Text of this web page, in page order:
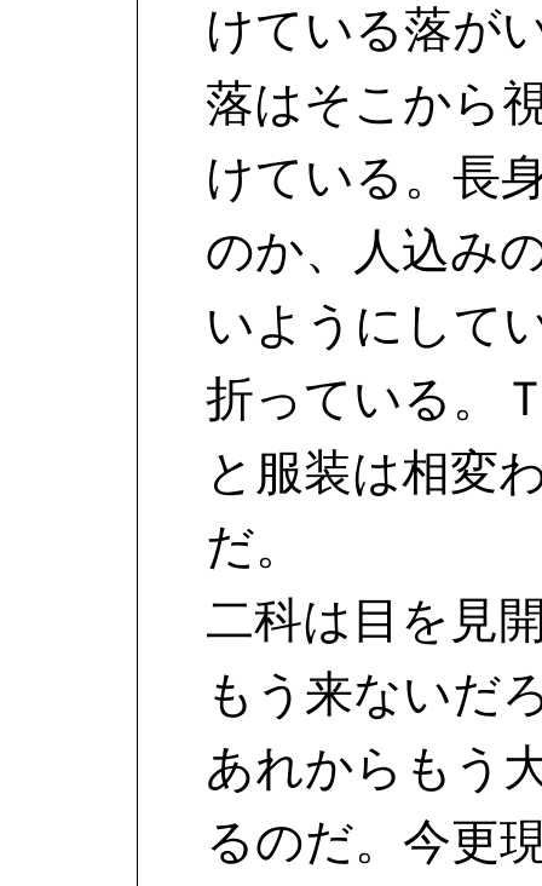
けている落が
落はそこから
けている。長
のか、人込み
いようにして
折っている。
と服装は相変
だ。
二科は目を見
もう来ないだ
あれからもう
るのだ。今更